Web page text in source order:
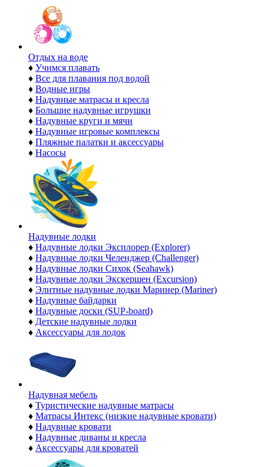
Отдых на воде
♦ Учимся плавать
♦ Все для плавания под водой
♦ Водные игры
♦ Надувные матрасы и кресла
♦ Большие надувные игрушки
♦ Надувные круги и мячи
♦ Надувные игровые комплексы
♦ Пляжные палатки и аксессуары
♦ Насосы
Надувные лодки
♦ Надувные лодки Эксплорер (Explorer)
♦ Надувные лодки Челенджер (Challenger)
♦ Надувные лодки Сихок (Seahawk)
♦ Надувные лодки Экскершен (Excursion)
♦ Элитные надувные лодки Маринер (Mariner)
♦ Надувные байдарки
♦ Надувные доски (SUP-board)
♦ Детские надувные лодки
♦ Аксессуары для лодок
Надувная мебель
♦ Туристические надувные матрасы
♦ Матрасы Интекс (низкие надувные кровати)
♦ Надувные кровати
♦ Надувные диваны и кресла
♦ Аксессуары для кроватей